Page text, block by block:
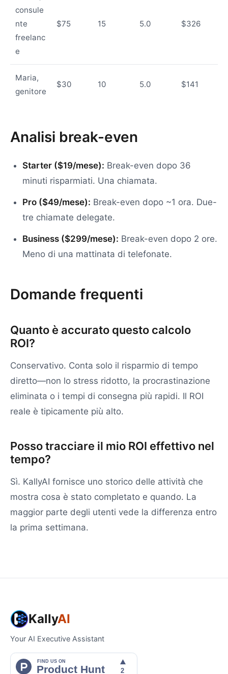
consule
nte
freelanc
e
$75 15 5.0 $326
Maria,
genitore
$30 10 5.0 $141
Analisi break-even
Starter ($19/mese): Break-even dopo 36
minuti risparmiati. Una chiamata.
Pro ($49/mese): Break-even dopo ~1 ora. Due-
tre chiamate delegate.
Business ($299/mese): Break-even dopo 2 ore.
Meno di una mattinata di telefonate.
Domande frequenti
Quanto è accurato questo calcolo
ROI?
Conservativo. Conta solo il risparmio di tempo
diretto—non lo stress ridotto, la procrastinazione
eliminata o i tempi di consegna più rapidi. Il ROI
reale è tipicamente più alto.
Posso tracciare il mio ROI effettivo nel
tempo?
Sì. KallyAI fornisce uno storico delle attività che
mostra cosa è stato completato e quando. La
maggior parte degli utenti vede la differenza entro
la prima settimana.
KallyAI
Your AI Executive Assistant